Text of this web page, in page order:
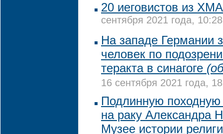
20 иеговистов из
сентября 2021 года, 10:28
На западе Германии
человек по
теракта в синагоге
16 сентября 2021 года,
Подлинную
на раку Александра
Музее истории